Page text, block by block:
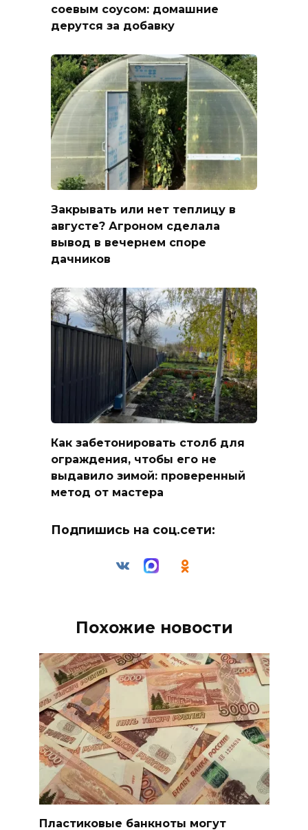
соевым соусом: домашние
дерутся за добавку
Закрывать или нет теплицу в
августе? Агроном сделала
вывод в вечернем споре
дачников
Как забетонировать столб для
ограждения, чтобы его не
выдавило зимой: проверенный
метод от мастера
Подпишись на соц.сети:
Похожие новости
Пластиковые банкноты могут